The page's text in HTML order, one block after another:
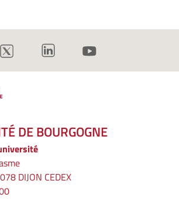
DE BOURGOGNE
DIJON CEDEX